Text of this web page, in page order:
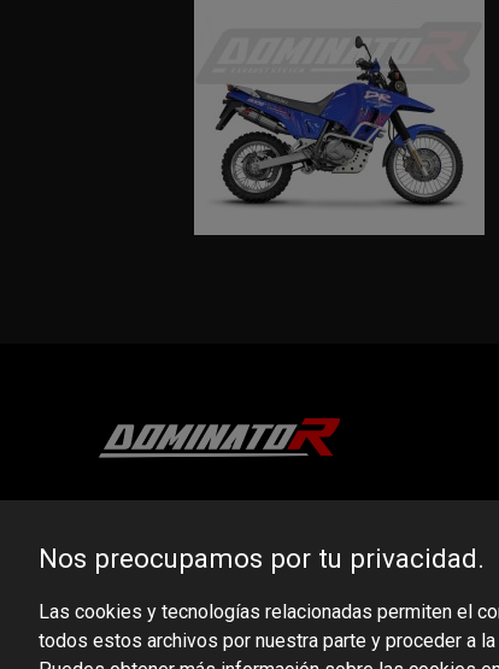
Ludowa 59, 43-514 Kaniów, POLAND
Nos preocupamos por tu privacidad.
Las cookies y tecnologías relacionadas permiten el
todos estos archivos por nuestra parte y proceder a